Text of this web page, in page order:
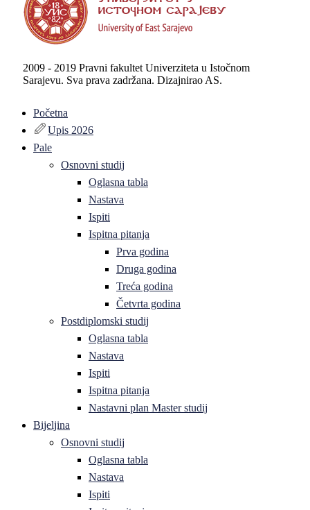
2009 - 2019 Pravni fakultet Univerziteta u Istočnom
Sarajevu. Sva prava zadržana. Dizajnirao AS.
Početna
Upis 2026
Pale
Osnovni studij
Oglasna tabla
Nastava
Ispiti
Ispitna pitanja
Prva godina
Druga godina
Treća godina
Četvrta godina
Postdiplomski studij
Oglasna tabla
Nastava
Ispiti
Ispitna pitanja
Nastavni plan Master studij
Bijeljina
Osnovni studij
Oglasna tabla
Nastava
Ispiti